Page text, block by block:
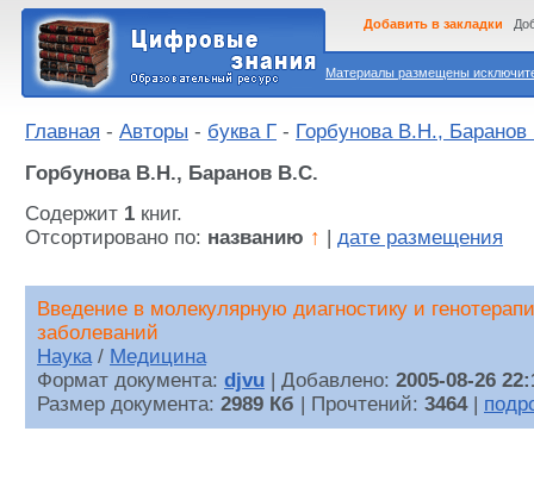
Материалы размещены
Добавить в закладки
Главная - Авторы - буква Г - Горбунова В.Н.,
Горбунова В.Н., Баранов В.С.
Содержит 1 книг.
Отсортировано по: названию ↑ дате размещения
Введение в молекулярную диагностику и
заболеваний
Наука/ Медицина
Формат документа: djvu | Добавлено: 2005-08-26
Размер документа: 2989 Кб | Прочтений: 3464|